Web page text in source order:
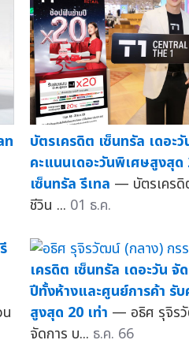
บัตรเครดิต เซ็นทรัล เดอะ
คะแนนเดอะวันพิเศษสูงสุด
เซ็นทรัล รีเทล — บัตรเครดิ
ชีวิน ... 01 ธ.ค.
เครดิต เซ็นทรัล เดอะวัน
ปีทั้งห้างและศูนย์การค้า รั
สูงสุด 20 เท่า — อธิศ รุจิร
จัดการ บ... ธ.ค. 66